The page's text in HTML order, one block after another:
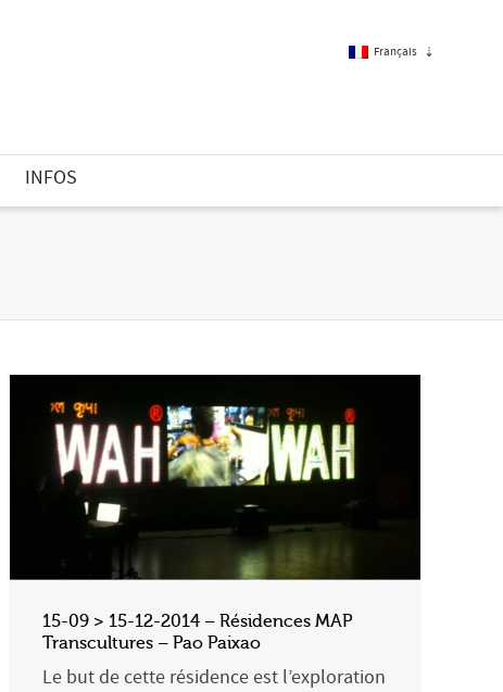
Français
INFOS
15-09 > 15-12-2014 – Résidences MAP
Transcultures – Pao Paixao
Le but de cette résidence est l’exploration